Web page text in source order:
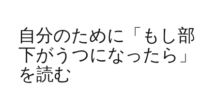
自分のために「もし部
下がうつになったら」
を読む